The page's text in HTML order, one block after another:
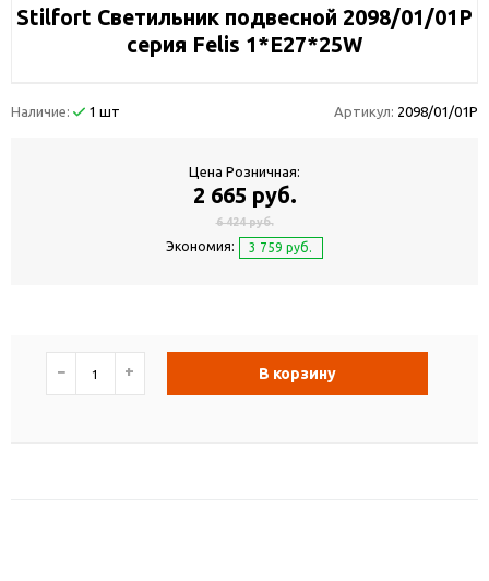
Stilfort Светильник подвесной 2098/01/01P
серия Felis 1*E27*25W
Наличие: 1 шт Артикул: 2098/01/01P
Цена Розничная:
2 665 руб.
6 424 руб.
Экономия: 3 759 руб.
− + В корзину